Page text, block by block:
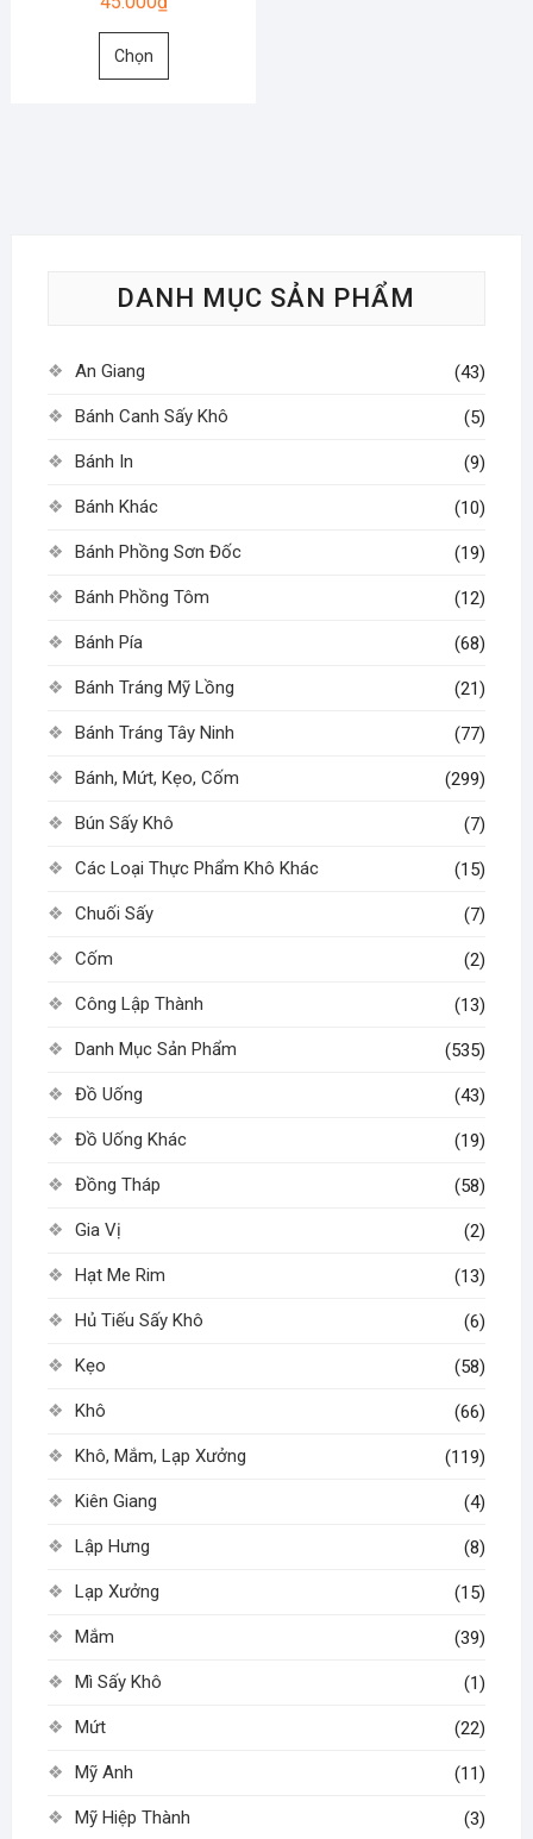
Chọn
Sản
chọn
chọn
DANH MỤC SẢN PHẨM
An Giang (43)
Bánh Canh Sấy Khô (5)
Bánh In (9)
Bánh Khác (10)
Bánh Phồng Sơn Đốc (19)
Bánh Phồng Tôm (12)
Bánh Pía (68)
Bánh Tráng Mỹ Lồng (21)
Bánh Tráng Tây Ninh (77)
Bánh, Mứt, Kẹo, Cốm (299)
Bún Sấy Khô (7)
Các Loại Thực Phẩm Khô Khác (15)
Chuối Sấy (7)
Cốm (2)
Công Lập Thành (13)
Danh Mục Sản Phẩm (535)
Đồ Uống (43)
Đồ Uống Khác (19)
Đồng Tháp (58)
Gia Vị (2)
Hạt Me Rim (13)
Hủ Tiếu Sấy Khô (6)
Kẹo (58)
Khô (66)
Khô, Mắm, Lạp Xưởng (119)
Kiên Giang (4)
Lập Hưng (8)
Lạp Xưởng (15)
Mắm (39)
Mì Sấy Khô (1)
Mứt (22)
Mỹ Anh (11)
Mỹ Hiệp Thành (3)